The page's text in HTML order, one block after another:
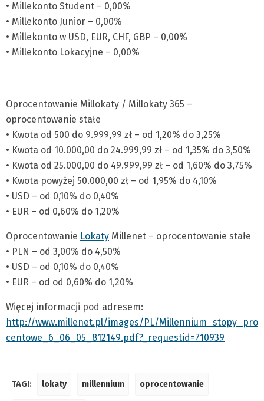
• Millekonto Student – 0,00%
• Millekonto Junior – 0,00%
• Millekonto w USD, EUR, CHF, GBP – 0,00%
• Millekonto Lokacyjne – 0,00%
Oprocentowanie Millokaty / Millokaty 365 –
oprocentowanie stałe
• Kwota od 500 do 9.999,99 zł – od 1,20% do 3,25%
• Kwota od 10.000,00 do 24.999,99 zł – od 1,35% do 3,50%
• Kwota od 25.000,00 do 49.999,99 zł – od 1,60% do 3,75%
• Kwota powyżej 50.000,00 zł – od 1,95% do 4,10%
• USD – od 0,10% do 0,40%
• EUR – od 0,60% do 1,20%
Oprocentowanie Lokaty Millenet – oprocentowanie stałe
• PLN – od 3,00% do 4,50%
• USD – od 0,10% do 0,40%
• EUR – od od 0,60% do 1,20%
Więcej informacji pod adresem:
http://www.millenet.pl/images/PL/Millennium_stopy_pro
centowe_6_06_05_812149.pdf?_requestid=710939
TAGI: lokaty millennium oprocentowanie